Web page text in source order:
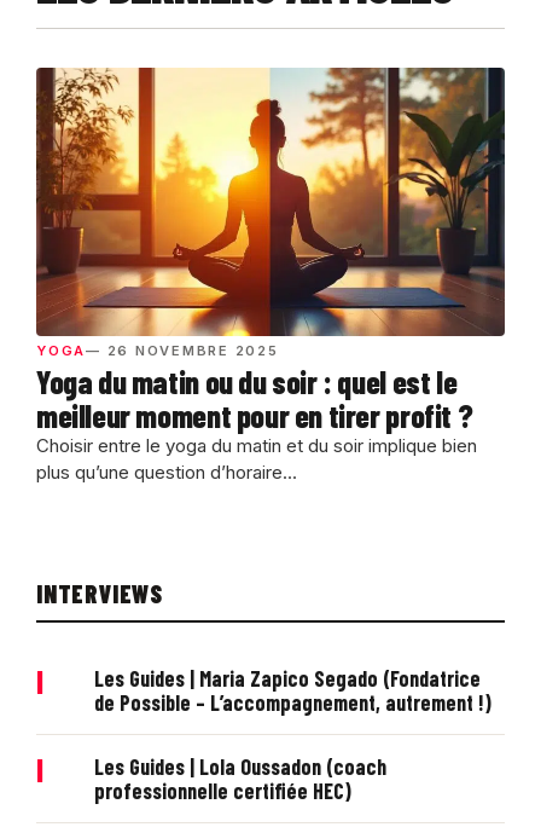
YOGA— 26 NOVEMBRE 2025
Yoga du matin ou du soir : quel est le
meilleur moment pour en tirer profit ?
Choisir entre le yoga du matin et du soir implique bien
plus qu’une question d’horaire...
INTERVIEWS
|
Les Guides | Maria Zapico Segado (Fondatrice
de Possible – L’accompagnement, autrement !)
|
Les Guides | Lola Oussadon (coach
professionnelle certifiée HEC)